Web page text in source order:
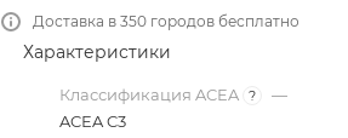
Доставка в 350 городов бесплатно
Характеристики
Классификация ACEA ?
—
ACEA C3